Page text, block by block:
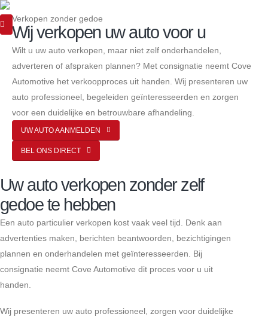
Verkopen zonder gedoe
Wij verkopen uw auto voor u
Wilt u uw auto verkopen, maar niet zelf onderhandelen,
adverteren of afspraken plannen? Met consignatie neemt Cove
Automotive het verkoopproces uit handen. Wij presenteren uw
auto professioneel, begeleiden geïnteresseerden en zorgen
voor een duidelijke en betrouwbare afhandeling.
UW AUTO AANMELDEN
BEL ONS DIRECT
Uw auto verkopen zonder zelf
gedoe te hebben
Een auto particulier verkopen kost vaak veel tijd. Denk aan
advertenties maken, berichten beantwoorden, bezichtigingen
plannen en onderhandelen met geïnteresseerden. Bij
consignatie neemt Cove Automotive dit proces voor u uit
handen.
Wij presenteren uw auto professioneel, zorgen voor duidelijke